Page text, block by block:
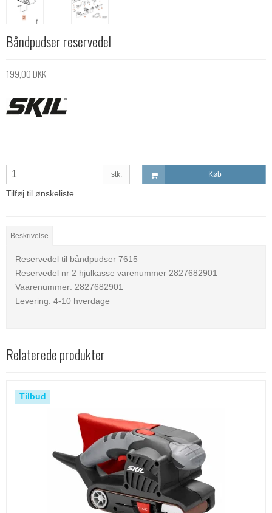
Båndpudser reservedel
199,00 DKK
stk. Køb
Tilføj til ønskeliste
Beskrivelse
Reservedel til båndpudser 7615
Reservedel nr 2 hjulkasse varenummer 2827682901
Vaarenummer: 2827682901
Levering: 4-10 hverdage
Relaterede produkter
Tilbud